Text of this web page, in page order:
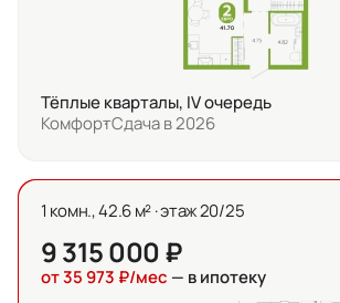
Тёплые кварталы, IV очередь
КомфортСдача в 2026
1 комн., 42.6 м² · этаж 20/25
9 315 000 ₽
от 35 973 ₽/мес — в ипотеку